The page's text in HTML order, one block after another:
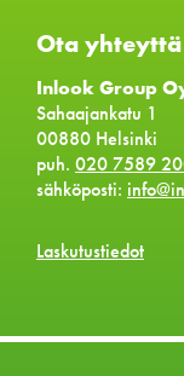
Ota yhteyttä
Inlook Group
Sahaajankatu 1
00880 Helsinki
puh. 020 7589
sähköposti:
Laskutustiedot